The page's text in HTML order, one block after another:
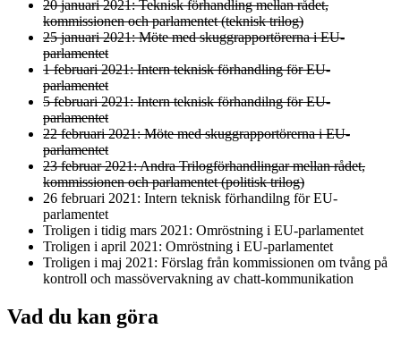
20 januari 2021: Teknisk förhandling mellan rådet,
kommissionen och parlamentet (teknisk trilog)
25 januari 2021: Möte med skuggrapportörerna i EU-
parlamentet
1 februari 2021: Intern teknisk förhandling för EU-
parlamentet
5 februari 2021: Intern teknisk förhandilng för EU-
parlamentet
22 februari 2021: Möte med skuggrapportörerna i EU-
parlamentet
23 februar 2021: Andra Trilogförhandlingar mellan rådet,
kommissionen och parlamentet (politisk trilog)
26 februari 2021: Intern teknisk förhandilng för EU-
parlamentet
Troligen i tidig mars 2021: Omröstning i EU-parlamentet
Troligen i april 2021: Omröstning i EU-parlamentet
Troligen i maj 2021: Förslag från kommissionen om tvång på
kontroll och massövervakning av chatt-kommunikation
Vad du kan göra